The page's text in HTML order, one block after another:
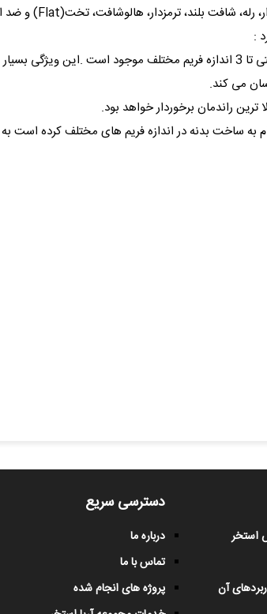
:
1- ساخته شده در اندازه فریمهای مختلف :به نحوی که در بعضی قدرتها حتی تا 3
می کند.
ساخت بدنه در اندازه فریم های مختلف کرده است به
استخر
آن
دسترسی سریع
درباره ما
تماس با ما
پروژه های انجام شده